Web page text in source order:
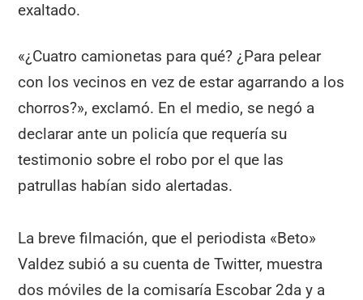
exaltado.
«¿Cuatro camionetas para qué? ¿Para pelear
con los vecinos en vez de estar agarrando a los
chorros?», exclamó. En el medio, se negó a
declarar ante un policía que requería su
testimonio sobre el robo por el que las
patrullas habían sido alertadas.
La breve filmación, que el periodista «Beto»
Valdez subió a su cuenta de Twitter, muestra
dos móviles de la comisaría Escobar 2da y a